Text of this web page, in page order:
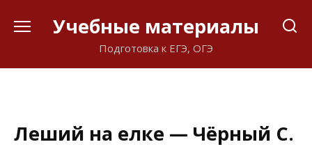
Учебные материалы
Подготовка к ЕГЭ, ОГЭ
Леший на елке — Чёрный С.